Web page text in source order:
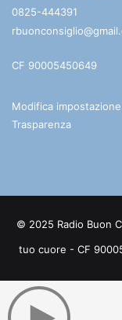
0825-444391
CF 90005450649
Modifica
Trasparenza
© 2025 Radio Buon
tuo cuore - CF